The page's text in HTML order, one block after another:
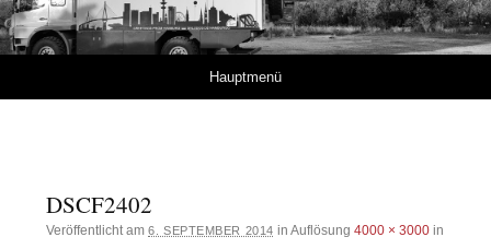
Hauptmenü
DSCF2402
Veröffentlicht am6. SEPTEMBER 2014 in Auflösung 4000 × 3000in